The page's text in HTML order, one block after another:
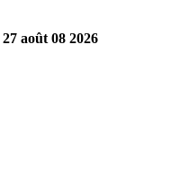
27 août 08 2026